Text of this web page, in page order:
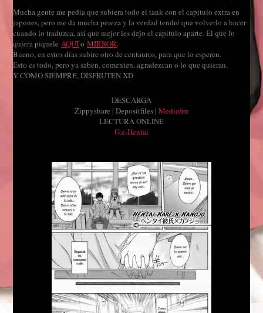
Mucha gente me pedia que subiera todo el tank con el capitulo extra en
japones, pero me da mucha pereza y la verdad tendré que volverlo a hacer
cuando lo traduzca, así que mejor les dejo el capitulo aparte. El que lo
quiera piqueleAQUÍoMIRROR.
Bueno, en estos días subire otro de centauros, para que lo esperen.
Esto es todo, pero ya saben, comenten, agradezcan o lo que quieran.
Y COMO SIEMPRE, DISFRUTEN XD
DESCARGA
Zippyshare | Depositfiles | Mediafire
LECTURA ONLINE
G.e-Hentai